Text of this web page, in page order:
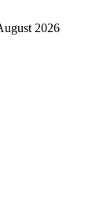
2026